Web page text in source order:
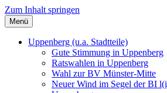
Zum Inhalt springen
Szybalski.de
Infos über und von Werner Szybalski
Menü
Uppenberg (u.a. Stadtteile)
Gute Stimmung in Uppenberg
Ratswahlen in Uppenberg
Wahl zur BV Münster-Mitte
Neuer Wind im Segel der BI